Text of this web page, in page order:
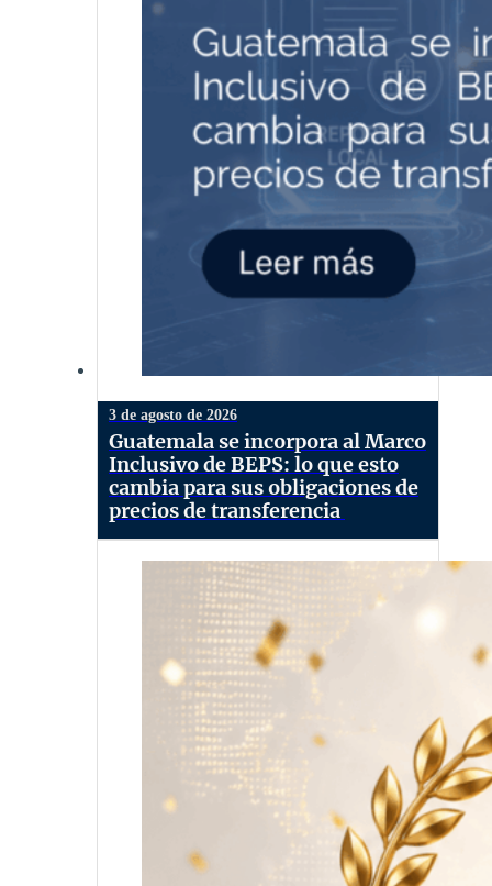
3 de agosto de 2026
Guatemala se incorpora al Marco
Inclusivo de BEPS: lo que esto
cambia para sus obligaciones de
precios de transferencia